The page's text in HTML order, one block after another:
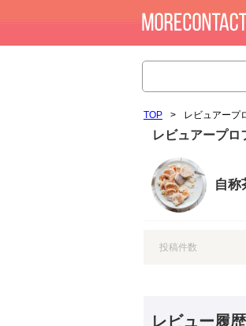
TOP > レビュアープ
レビュアープロ
自称
投稿件数
レビュー履歴